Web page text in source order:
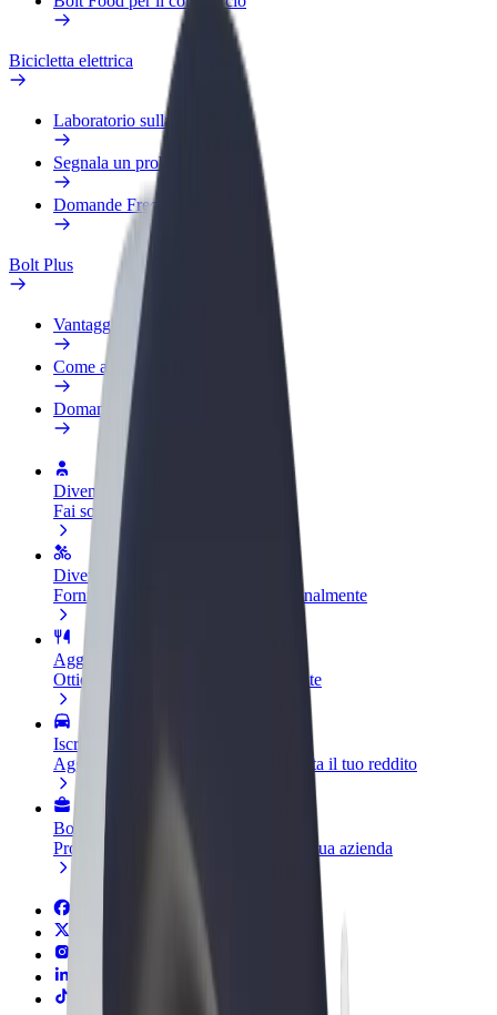
Bicicletta elettrica
Laboratorio sulla Sicurezza
Segnala un problema
Domande Frequenti
Bolt Plus
Vantaggi
Come aderire
Domande Frequenti
Diventa un driver
Fai soldi alle tue condizioni
Diventa un autista Bolt
Fornisci cibo e ricevi pagato settimanalmente
Aggiungi il tuo ristorante o negozio
Ottieni più clienti e aumenta le vendite
Iscriviti come proprietario della flotta
Aggiungi la tua flotta a Bolt e aumenta il tuo reddito
Bolt per le aziende
Prodotti e servizi Bolt scalabili per la tua azienda